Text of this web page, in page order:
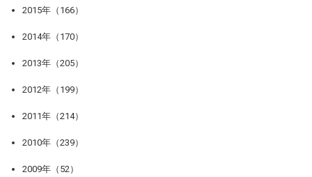
2015年（166）
2014年（170）
2013年（205）
2012年（199）
2011年（214）
2010年（239）
2009年（52）